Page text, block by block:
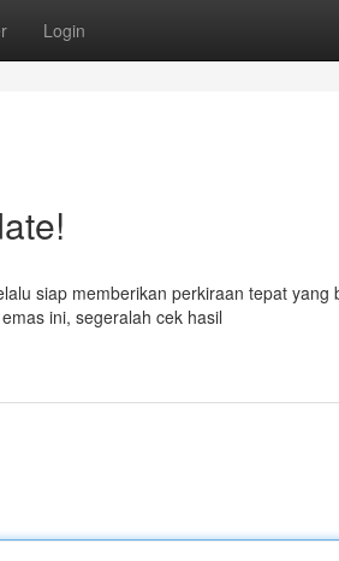
Login
siap memberikan perkiraan tepat yang
ini, segeralah cek hasil